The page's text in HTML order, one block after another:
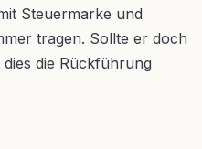
Steuermarke und
tragen. Sollte er doch
die Rückführung